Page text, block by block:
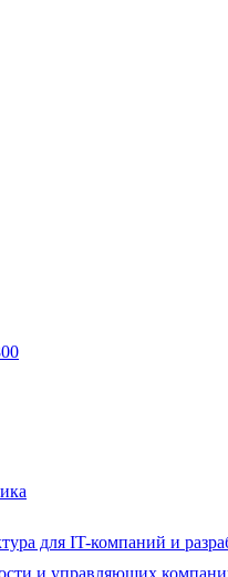
для IT-компаний и
и управляющих